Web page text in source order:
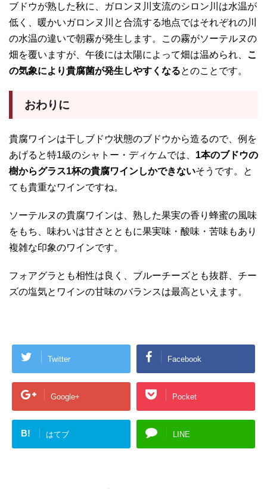
ブドウが熟した秋に、ガロンヌ川支流のシロン川は水温が
低く、暖かいガロンヌ川と合流する地点ではそれぞれの川
の水温の違いで朝霧が発生します。この霧がソーテルヌの
畑を覆いますが、午後には太陽によって畑は温められ、 こ
の気象により貴腐菌が発生しやすくなるとのことです。
おわりに
貴腐ワインは干しブドウ状態のブドウから造るので、例を
あげると特1級のシャトー・ディケムでは、 1本のブドウの
樹からグラス1杯の貴腐ワインしかできないそうです。と
ても貴重なワインですね。
ソーテルヌの貴腐ワインは、熟した果実の香り蜂蜜の風味
をもち、味わいは甘さとともに果実味・酸味・苦味もあり
複雑な印象のワインです。
フォアグラとも相性は良く、ブルーチーズとも抜群、チー
ズの塩気とワインの甘味のバランスは最高といえます。
Twitter Facebook
Google+ Pocket
B! はてブ LINE